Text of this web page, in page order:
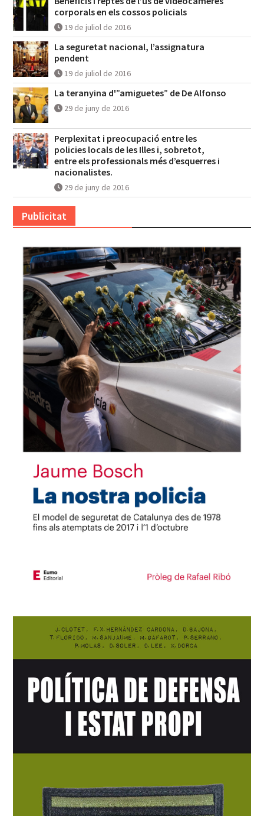
corporals en els cossos policials
19 de juliol de 2016
La seguretat nacional, l’assignatura
pendent
19 de juliol de 2016
La teranyina d'”amiguetes” de De Alfonso
29 de juny de 2016
Perplexitat i preocupació entre les
policies locals de les Illes i, sobretot,
entre els professionals més d’esquerres i
nacionalistes.
29 de juny de 2016
Publicitat